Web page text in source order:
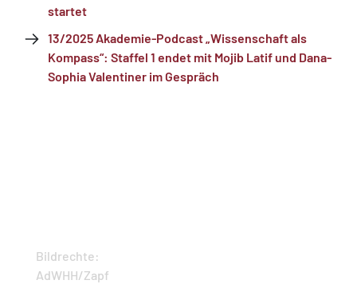
startet
13/2025 Akademie-Podcast „Wissenschaft als
Kompass“: Staffel 1 endet mit Mojib Latif und Dana-
Sophia Valentiner im Gespräch
Bildrechte:
AdWHH/Zapf